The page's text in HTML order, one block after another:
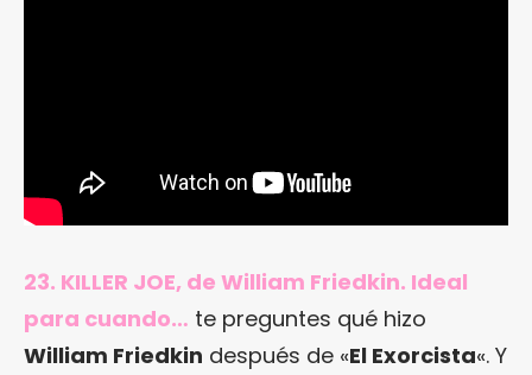
23. KILLER JOE, de William Friedkin. Ideal
para cuando… te preguntes qué hizo
William Friedkin después de «El Exorcista«. Y